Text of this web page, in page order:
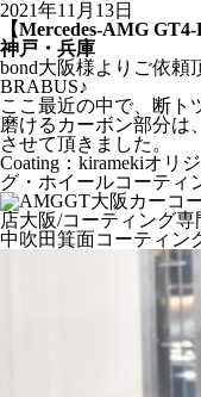
2021年11月13日
【Mercedes-AMG
神戸・兵庫
bond大阪様よりご依頼
BRABUS♪
ここ最近の中で、断ト
磨けるカーボン部分は
させて頂きました。
Coating：kiramekiオリ
グ・ホイールコーティ